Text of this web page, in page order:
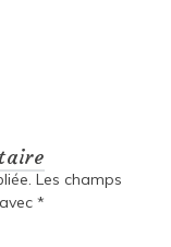
Les champs
*